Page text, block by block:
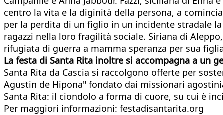
centro la vita e la diginità della persona, a
per la perdita di un figlio in un incidente stradale
ragazzi nella loro fragilità sociale. Siriana di
rifugiata di guerra a mamma speranza per sua
La festa di Santa Rita inoltre si accompagna a un
Santa Rita da Cascia si raccolgono offerte per
Agustin de Hipona" fondato dai missionari
Santa Rita: il ciondolo a forma di cuore, su cui è
Per maggiori informazioni: festadisantarita.org